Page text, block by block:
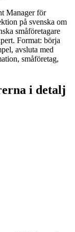
Manager för
på svenska om
småföretagare
Format: börja
avsluta med
småföretag,
i detalj